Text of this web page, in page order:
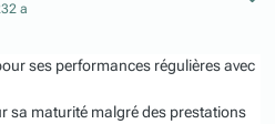
2 a
ses performances régulières avec
sa maturité malgré des prestations